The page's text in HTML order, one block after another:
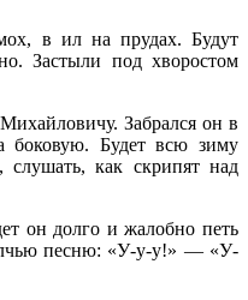
в ил на прудах. Будут
Застыли под хворостом
Забрался он в
Будет всю зиму
слушать, как скрипят над
он долго и жалобно петь
песню: «У-у-у!» — «У-